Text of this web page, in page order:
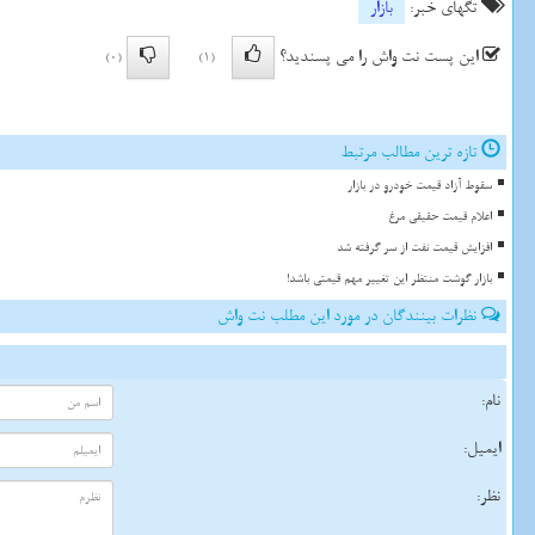
تگهای خبر:
بازار
این پست نت واش را می پسندید؟
(1)
(0)
تازه ترین مطالب مرتبط
سقوط آزاد قیمت خودرو در بازار
اعلام قیمت حقیقی مرغ
افزایش قیمت نفت از سر گرفته شد
بازار گوشت منتظر این تغییر مهم قیمتی باشد!
نظرات بینندگان در مورد این مطلب نت واش
نام:
ایمیل:
نظر: